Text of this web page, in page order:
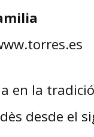
en la
desde el